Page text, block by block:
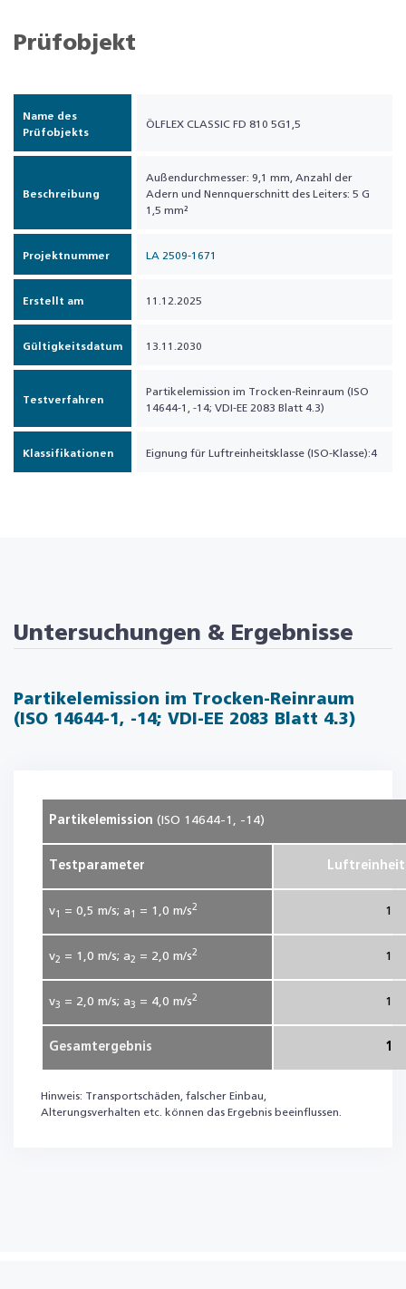
Prüfobjekt
Name des
Prüfobjekts
ÖLFLEX CLASSIC FD 810 5G1,5
Beschreibung
Außendurchmesser: 9,1 mm, Anzahl der
Adern und Nennquerschnitt des Leiters: 5 G
1,5 mm²
Projektnummer LA 2509-1671
Erstellt am 11.12.2025
Gültigkeitsdatum 13.11.2030
Testverfahren
Partikelemission im Trocken-Reinraum (ISO
14644-1, -14; VDI-EE 2083 Blatt 4.3)
Klassifikationen Eignung für Luftreinheitsklasse (ISO-Klasse):4
Untersuchungen & Ergebnisse
Partikelemission im Trocken-Reinraum
(ISO 14644-1, -14; VDI-EE 2083 Blatt 4.3)
Partikelemission(ISO 14644-1, -14)
Testparameter
v1 = 0,5m/s; a 1 = 1,0m/s2 1
v2 = 1,0m/s; a2 = 2,0m/s2 1
v3 = 2,0m/s; a3 = 4,0m/s2 1
Gesamtergebnis 1
Hinweis: Transportschäden, falscher Einbau,
Alterungsverhalten etc. können das Ergebnis beeinflussen.